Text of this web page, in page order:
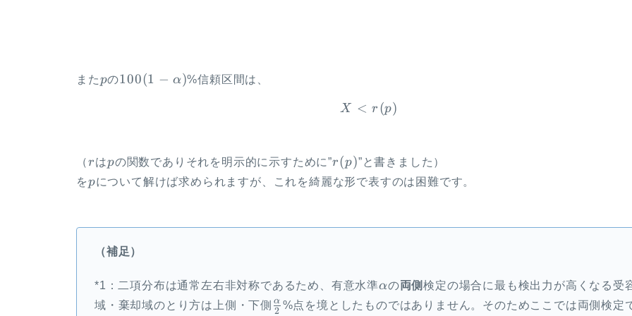
またp
pの100(1-
100(1 − α)%信頼区間は、
\begin{aligned} X \lt r(p)
X < r (p)
（r
rはp
pの関数でありそれを明示的に示すために”r(p)
r(p)”と書きました）
をp
pについて解けば求められますが、これを綺麗な形で表すのは困難です。
（補足）
*1：二項分布は通常左右非対称であるため、有意水準\alpha
αの両側検定の場合に最も検出力が高くなる受
域・棄却域のとり方は上側・下側 \frac{\alpha}
2
α %点を境としたものではありません。そのためここでは両側検定